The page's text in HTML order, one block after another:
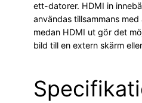
ett-datorer. HDMI in
användas tillsammans
medan HDMI ut gör det
bild till en extern skärm